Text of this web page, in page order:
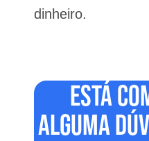
dinheiro.
ESTÁ
ALGUMA